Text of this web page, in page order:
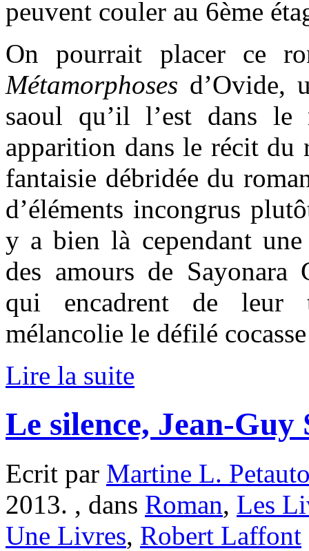
peuvent couler au 6ème
On pourrait placer ce
Métamorphoses d’Ovide,
saoul qu’il l’est dans
apparition dans le récit
fantaisie débridée du
d’éléments incongrus
y a bien là cependant
des amours de Sayonara
qui encadrent de leur
mélancolie le défilé
Lire la suite
Le silence, Jean-Guy
Ecrit par Martine L.
2013. , dans Roman, Les
Une Livres, Robert Laffont